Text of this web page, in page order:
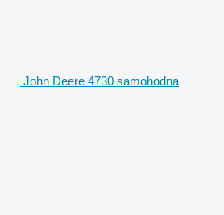
John Deere 4730 samohodna